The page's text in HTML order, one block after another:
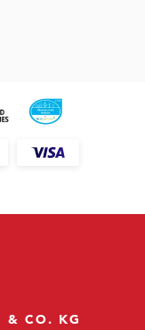
& CO. KG